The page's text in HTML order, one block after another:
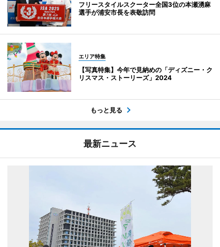
フリースタイルスクーター全国3位の本瀬湧麻
選手が浦安市長を表敬訪問
エリア特集
【写真特集】今年で見納めの「ディズニー・ク
リスマス・ストーリーズ」2024
もっと見る
最新ニュース